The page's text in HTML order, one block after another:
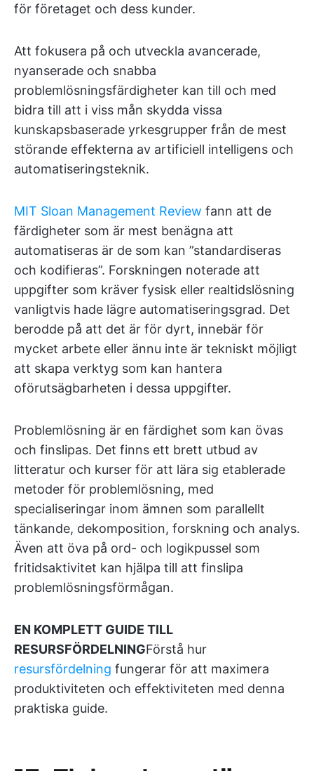
för företaget och dess kunder.
Att fokusera på och utveckla avancerade,
nyanserade och snabba
problemlösningsfärdigheter kan till och med
bidra till att i viss mån skydda vissa
kunskapsbaserade yrkesgrupper från de mest
störande effekterna av artificiell intelligens och
automatiseringsteknik.
MIT Sloan Management Review fann att de
färdigheter som är mest benägna att
automatiseras är de som kan ”standardiseras
och kodifieras”. Forskningen noterade att
uppgifter som kräver fysisk eller realtidslösning
vanligtvis hade lägre automatiseringsgrad. Det
berodde på att det är för dyrt, innebär för
mycket arbete eller ännu inte är tekniskt möjligt
att skapa verktyg som kan hantera
oförutsägbarheten i dessa uppgifter.
Problemlösning är en färdighet som kan övas
och finslipas. Det finns ett brett utbud av
litteratur och kurser för att lära sig etablerade
metoder för problemlösning, med
specialiseringar inom ämnen som parallellt
tänkande, dekomposition, forskning och analys.
Även att öva på ord- och logikpussel som
fritidsaktivitet kan hjälpa till att finslipa
problemlösningsförmågan.
EN KOMPLETT GUIDE TILL
RESURSFÖRDELNINGFörstå hur
resursfördelning fungerar för att maximera
produktiviteten och effektiviteten med denna
praktiska guide.